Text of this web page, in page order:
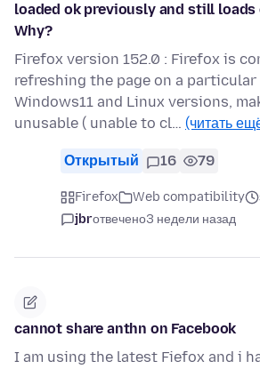
loaded ok previously and still loads
Why?
Firefox version 152.0 : Firefox is
refreshing the page on a
Windows11 and Linux versions,
unusable ( unable to cl… (читать
Открытый 16 79
Firefox Web compatibility
jbrотвечено3 недели назад
cannot share anthn on Facebook
I am using the latest Fiefox and i